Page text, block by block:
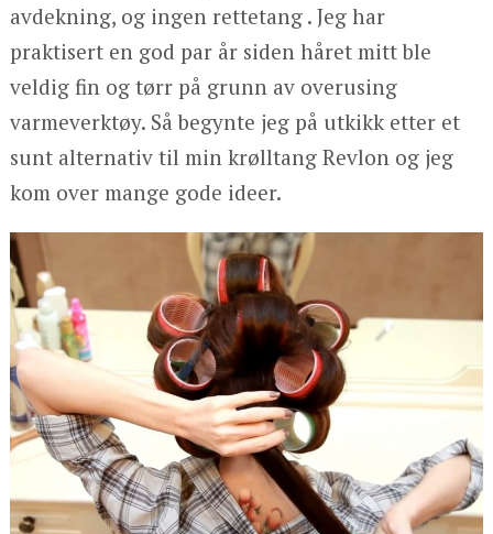
avdekning, og ingen rettetang . Jeg har
praktisert en god par år siden håret mitt ble
veldig fin og tørr på grunn av overusing
varmeverktøy. Så begynte jeg på utkikk etter et
sunt alternativ til min krølltang Revlon og jeg
kom over mange gode ideer.